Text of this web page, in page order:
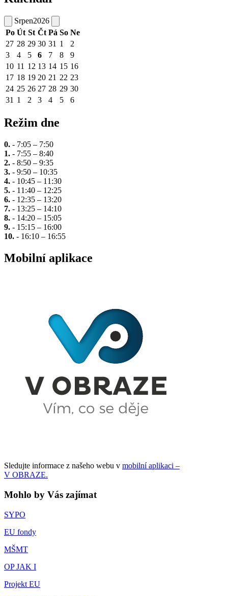
Srpen2026
Po Út St Čt Pá So Ne
27 28 29 30 31 1
2
3
4 5 6 7 8
9
10 11 12 13 14 15 16
17 18 19 20 21 22 23
24 25 26 27 28 29 30
31 1 2 3 4 5 6
Režim dne
0. - 7:05 – 7:50
1. - 7:55 – 8:40
2. - 8:50 – 9:35
3. - 9:50 – 10:35
4. - 10:45 – 11:30
5. - 11:40 – 12:25
6. - 12:35 – 13:20
7. - 13:25 – 14:10
8. - 14:20 – 15:05
9. - 15:15 – 16:00
10. - 16:10 – 16:55
Mobilní aplikace
Sledujte informace z našeho webu v mobilní aplikaci –
V OBRAZE.
Mohlo by Vás zajímat
SYPO
EU fondy
MŠMT
OP JAK I
Projekt EU